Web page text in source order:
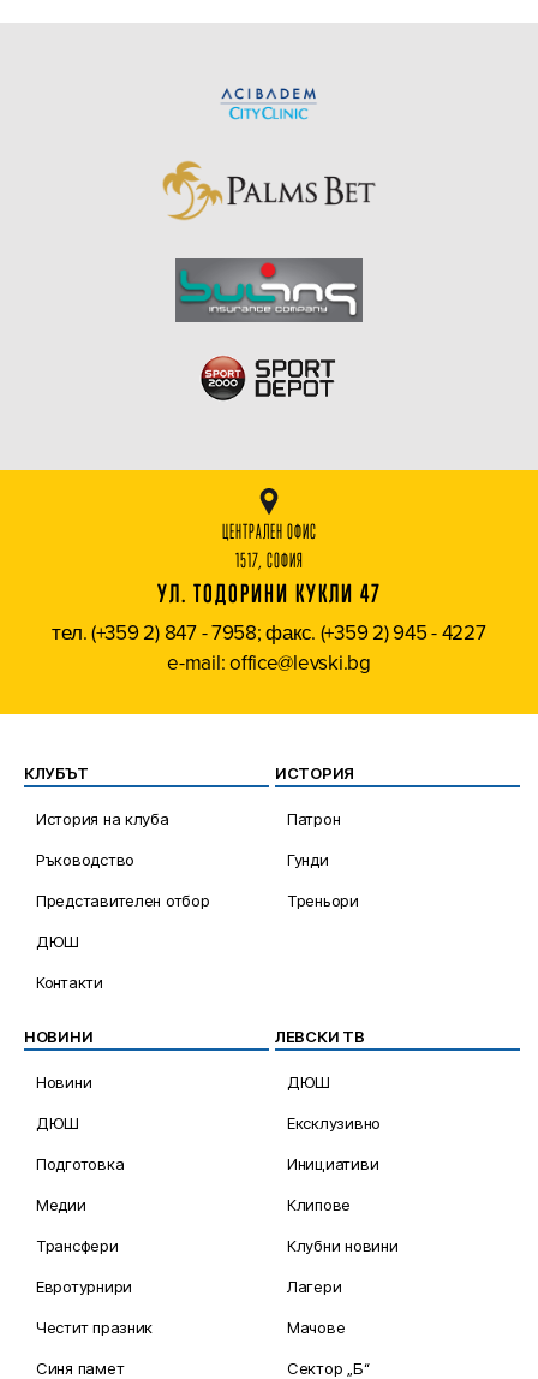
ЦЕНТРАЛЕН ОФИС
1517, СОФИЯ
УЛ. ТОДОРИНИ КУКЛИ 47
тел. (+359 2) 847 - 7958; факс. (+359 2) 945 - 4227
e-mail: office@levski.bg
КЛУБЪТ
История на клуба
Ръководство
Представителен отбор
ДЮШ
Контакти
ИСТОРИЯ
Патрон
Гунди
Треньори
НОВИНИ
Новини
ДЮШ
Подготовка
Медии
Трансфери
Евротурнири
Честит празник
Синя памет
ЛЕВСКИ ТВ
ДЮШ
Ексклузивно
Инициативи
Клипове
Клубни новини
Лагери
Мачове
Сектор „Б“